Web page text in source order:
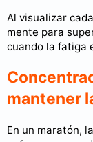
Al visualizar
mente para
cuando la fatiga
mantener
En un maratón,